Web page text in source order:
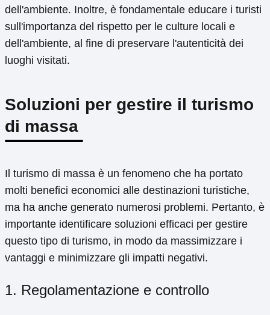
dell'ambiente. Inoltre, è fondamentale educare i turisti
sull'importanza del rispetto per le culture locali e
dell'ambiente, al fine di preservare l'autenticità dei
luoghi visitati.
Soluzioni per gestire il turismo
di massa
Il turismo di massa è un fenomeno che ha portato
molti benefici economici alle destinazioni turistiche,
ma ha anche generato numerosi problemi. Pertanto, è
importante identificare soluzioni efficaci per gestire
questo tipo di turismo, in modo da massimizzare i
vantaggi e minimizzare gli impatti negativi.
1. Regolamentazione e controllo